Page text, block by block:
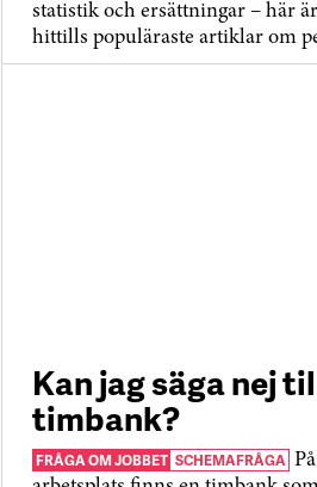
statistik och ersättningar – här
hittills populäraste artiklar om
Kan jag säga nej
timbank?
FRÅGA OM JOBBET SCHEMAFRÅGA